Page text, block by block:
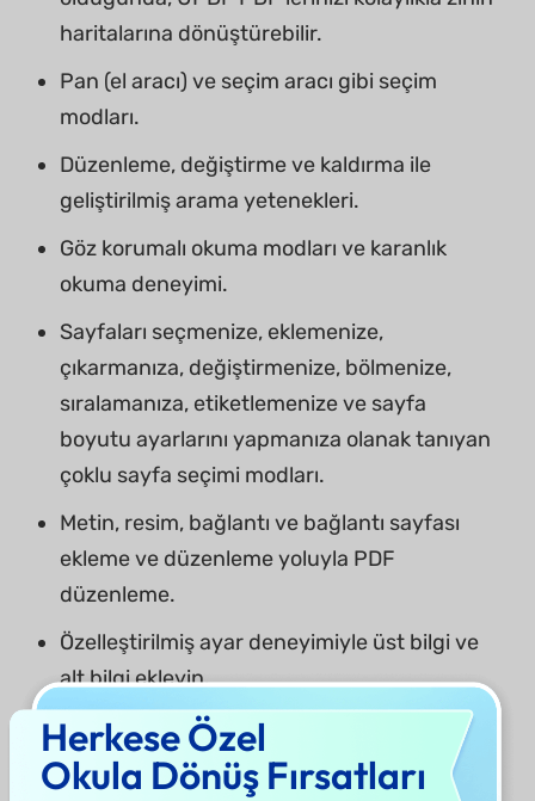
haritalarına dönüştürebilir.
Pan (el aracı) ve seçim aracı gibi seçim
modları.
Düzenleme, değiştirme ve kaldırma ile
geliştirilmiş arama yetenekleri.
Göz korumalı okuma modları ve karanlık
okuma deneyimi.
Sayfaları seçmenize, eklemenize,
çıkarmanıza, değiştirmenize, bölmenize,
sıralamanıza, etiketlemenize ve sayfa
boyutu ayarlarını yapmanıza olanak tanıyan
çoklu sayfa seçimi modları.
Metin, resim, bağlantı ve bağlantı sayfası
ekleme ve düzenleme yoluyla PDF
düzenleme.
Özelleştirilmiş ayar deneyimiyle üst bilgi ve
alt bilgi ekleyin.
PDF'yi resim, PPT işlevi ve uzun resim
özellikleri de dahil olmak üzere birçok başka
Herkese Özel
Okula Dönüş Fırsatları